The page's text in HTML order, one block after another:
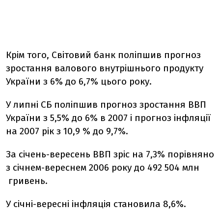
Крім того, Світовий банк поліпшив прогноз
зростання валового внутрішнього продукту
України з 6% до 6,7% цього року.
У липні СБ поліпшив прогноз зростання ВВП
України з 5,5% до 6% в 2007 і прогноз інфляції
на 2007 рік з 10,9 % до 9,7%.
За січень-вересень ВВП зріс на 7,3% порівняно
з січнем-вереснем 2006 року до 492 504 млн
гривень.
У січні-вересні інфляція становила 8,6%.